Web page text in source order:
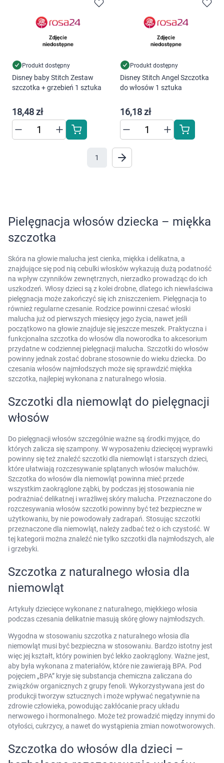
Korzystamy z plików cookies w celu
preferencji. Więcej informacji znajdziesz w
naszejpolityce prywatności. Możesz określić
warunki przechowywania lub dostępu do
"Ustawienia" lub możesz zaakceptować
ustawienia wszystkich cookies klikając
AKCEPTUJĘ WSZYSTKIE
Produkt dostępny
Disney baby Stitch Zestaw
szczotka + grzebień 1 sztuka
18,48 zł
Produkt dostępny
Disney Stitch Angel Szczotka
do włosów 1 sztuka
16,18 zł
1
Pielęgnacja włosów dziecka – miękka
szczotka
Skóra na głowie malucha jest cienka, miękka i delikatna, a
znajdujące się pod nią cebulki włosków wykazują dużą podatność
na wpływ czynników zewnętrznych, nierzadko prowadząc do ich
uszkodzeń. Włosy dzieci są z kolei drobne, dlatego ich niewłaściwa
pielęgnacja może zakończyć się ich zniszczeniem. Pielęgnacja to
również regularne czesanie. Rodzice powinni czesać włoski
malucha już od pierwszych miesięcy jego życia, nawet jeśli
początkowo na głowie znajduje się jeszcze meszek. Praktyczna i
funkcjonalna szczotka do włosów dla noworodka to akcesorium
przydatne w codziennej pielęgnacji malucha. Szczotki do włosów
powinny jednak zostać dobrane stosownie do wieku dziecka. Do
czesania włosów najmłodszych może się sprawdzić miękka
szczotka, najlepiej wykonana z naturalnego włosia.
Szczotki dla niemowląt do pielęgnacji
włosów
Do pielęgnacji włosów szczególnie ważne są środki myjące, do
których zalicza się szampony. W wyposażeniu dziecięcej wyprawki
powinny się też znaleźć szczotki dla niemowląt i starszych dzieci,
które ułatwiają rozczesywanie splątanych włosów maluchów.
Szczotka do włosów dla niemowląt powinna mieć przede
wszystkim zaokrąglone ząbki, by podczas jej stosowania nie
podrażniać delikatnej i wrażliwej skóry malucha. Przeznaczone do
rozczesywania włosów szczotki powinny być też bezpieczne w
użytkowaniu, by nie powodowały zadrapań. Stosując szczotki
przeznaczone dla niemowląt, należy zadbać też o ich czystość. W
tej kategorii można znaleźć nie tylko szczotki dla najmłodszych, ale
i grzebyki.
Szczotka z naturalnego włosia dla
niemowląt
Artykuły dziecięce wykonane z naturalnego, miękkiego włosia
podczas czesania delikatnie masują skórę głowy najmłodszych.
Wygodna w stosowaniu szczotka z naturalnego włosia dla
niemowląt musi być bezpieczna w stosowaniu. Bardzo istotny jest
więc jej kształt, który powinien być lekko zaokrąglony. Ważne jest,
aby była wykonana z materiałów, które nie zawierają BPA. Pod
pojęciem „BPA” kryje się substancja chemiczna zaliczana do
związków organicznych z grupy fenoli. Wykorzystywana jest do
produkcji tworzyw sztucznych i może wpływać negatywnie na
zdrowie człowieka, powodując zakłócanie pracy układu
nerwowego i hormonalnego. Może też prowadzić między innymi do
otyłości, cukrzycy, a nawet do wystąpienia zmian nowotworowych.
Szczotka do włosów dla dzieci –